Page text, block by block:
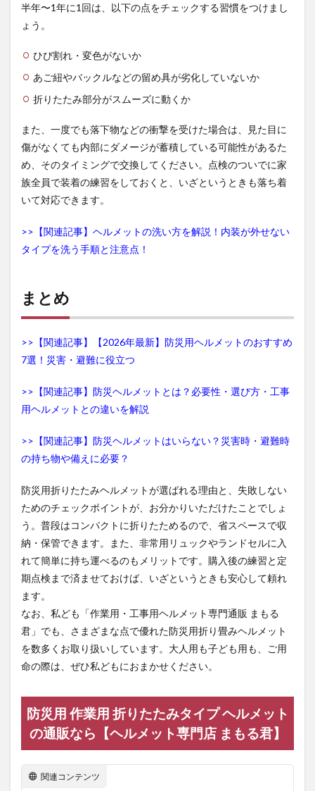
半年〜1年に1回は、以下の点をチェックする習慣をつけまし
ょう。
ひび割れ・変色がないか
あご紐やバックルなどの留め具が劣化していないか
折りたたみ部分がスムーズに動くか
また、一度でも落下物などの衝撃を受けた場合は、見た目に
傷がなくても内部にダメージが蓄積している可能性があるた
め、そのタイミングで交換してください。点検のついでに家
族全員で装着の練習をしておくと、いざというときも落ち着
いて対応できます。
>>【関連記事】ヘルメットの洗い方を解説！内装が外せない
タイプを洗う手順と注意点！
まとめ
>>【関連記事】【2026年最新】防災用ヘルメットのおすすめ
7選！災害・避難に役立つ
>>【関連記事】防災ヘルメットとは？必要性・選び方・工事
用ヘルメットとの違いを解説
>>【関連記事】防災ヘルメットはいらない？災害時・避難時
の持ち物や備えに必要？
防災用折りたたみヘルメットが選ばれる理由と、失敗しない
ためのチェックポイントが、お分かりいただけたことでしょ
う。普段はコンパクトに折りたためるので、省スペースで収
納・保管できます。また、非常用リュックやランドセルに入
れて簡単に持ち運べるのもメリットです。購入後の練習と定
期点検まで済ませておけば、いざというときも安心して頼れ
ます。
なお、私ども「作業用・工事用ヘルメット専門通販 まもる
君」でも、さまざまな点で優れた防災用折り畳みヘルメット
を数多くお取り扱いしています。大人用も子ども用も、ご用
命の際は、ぜひ私どもにおまかせください。
防災用 作業用 折りたたみタイプ ヘルメット
の通販なら【ヘルメット専門店 まもる君】
関連コンテンツ